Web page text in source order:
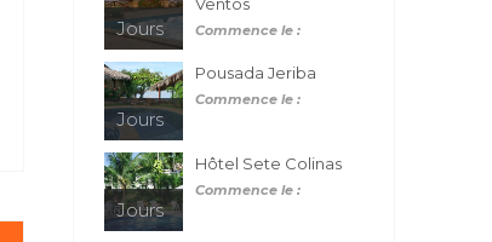
Jours Commence le :
Jours
Pousada Jeriba
Commence le :
Jours
Hôtel Sete Colinas
Commence le :